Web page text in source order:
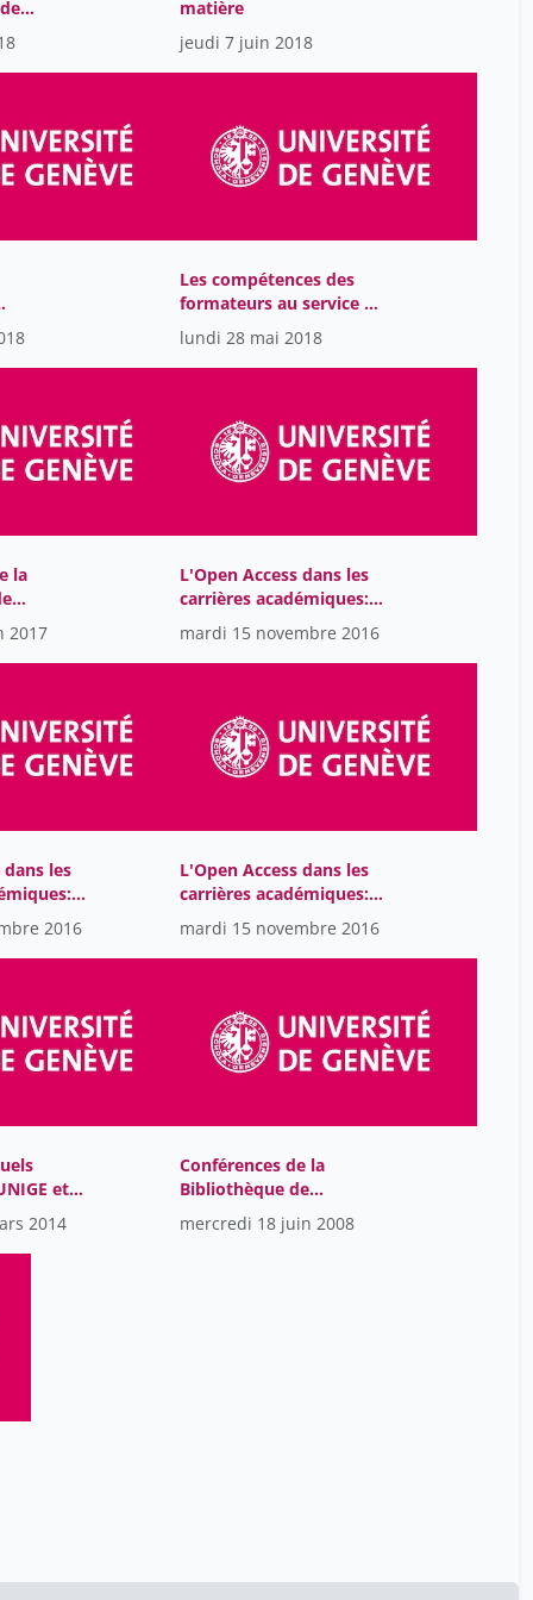
hottelier michel
jeanneret michel 45
kott sandrine 34
lalive d'epinay christian
larrère catherine
leymarie jean 2
leyvrat jean-pierre 21
malinverni giorgio
moeschler jacques
mongin olivier
méric lison 2
nivat georges 15
pailhous jean 9
paour jean-luc
peraya daniel 9
piguet camille 5
pontalis jean-bertrand 4
rey andré-louis
rieben laurence
rigoli juan
matière
jeudi 7 juin 2018
: un
équipe !
Les compétences des
formateurs au service de
la réussite des étudiant-
e-s: introduction
lundi 28 mai 2018
la
2017
L'Open Access dans les
carrières académiques:
échanges et discussion
mardi 15 novembre 2016
dans les
2016
L'Open Access dans les
carrières académiques:
introduction
mardi 15 novembre 2016
et
2014
Conférences de la
Bibliothèque de
l’Université de Genève
2018
mercredi 18 juin 2008